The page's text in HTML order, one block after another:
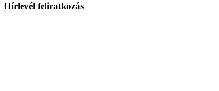
Hírlevél feliratkozás